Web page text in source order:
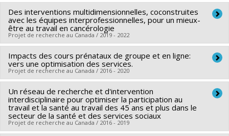
Larue , Carl Ardy Dubois , Francine Girard
Roxane Borgès
Da Silva,Isabelle Brault,Luc Mathieu, Emmanuelle Jean
Lily Lessard,Clémence Dallaire,Bernard Roy
Amar
Funding sources:IRSC/Instituts de recherche en santé du
Canada
Grant programs:PVXX5647-(MOP) Subvention de
fonctionnement incluant les subventions de fonctionnement
programmatiques (général)
Lead researcher : Carl Ardy Dubois
Co-researchers : Alain Marchand,Roxane Borgès Da Silva
Mélanie Lavoie-Tremblay,Kathleen Bentein
Funding sources:
Ministère Économie et Innovation
Grant programs:PVXXXXXX-Soutien aux organismes de
recherche et innovation (PSO) - Volet 2: Soutien aux projets
Des interventions multidimensionnelles, coconstruites
avec les équipes interprofessionnelles, pour un mieux-
être au travail en cancérologie
Projet de recherche au Canada / 2019 - 2022
Lead researcher : Roxane Borgès Da Silva, Carl Ardy Dubois
Co-researchers : Alain Marchand,Sébastien Grenier
Mélanie Lavoie-Tremblay,Bernard Lespérance,Kathleen
Bentein,Christine Maheu, Fortin Marie-Andrée
Impacts des cours prénataux de groupe et en ligne:
vers une optimisation des services.
Projet de recherche au Canada / 2016 - 2020
Lead researcher : Geneviève Roch
Co-researchers : Deena White, Carl Ardy Dubois,Roxane
Borgès Da Silva,André-Anne Parent
Funding sources:IRSC/Instituts de recherche en santé du
Un réseau de recherche et d'intervention
interdisciplinaire pour optimiser la participation au
travail et la santé au travail des 45 ans et plus dans le
secteur de la santé et des services sociaux
Projet de recherche au Canada / 2016 - 2019